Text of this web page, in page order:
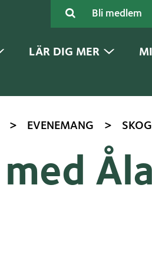
Bli medlem
LÄR DIG MER
> EVENEMANG >